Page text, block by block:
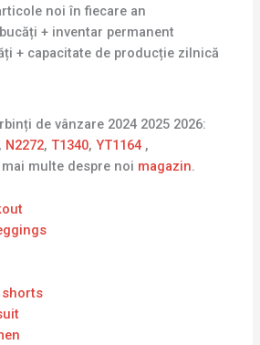
noi în fiecare an
+ inventar permanent
+ capacitate de producție zilnică
de vânzare 2024 2025 2026:
, N2272,T1340,YT1164 ,
multe despre noi magazin.
shorts